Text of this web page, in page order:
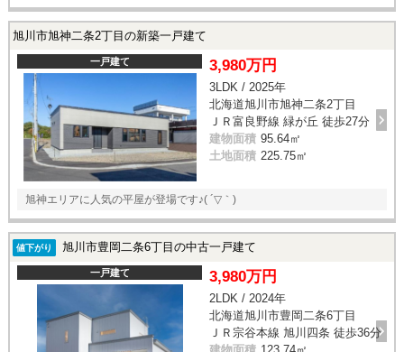
旭川市旭神二条2丁目の新築一戸建て
一戸建て 3,980万円
3LDK / 2025年
北海道旭川市旭神二条2丁目
ＪＲ富良野線 緑が丘 徒歩27分
建物面積 95.64㎡
土地面積 225.75㎡
旭神エリアに人気の平屋が登場です♪( ´▽｀)
値下がり 旭川市豊岡二条6丁目の中古一戸建て
一戸建て 3,980万円
2LDK / 2024年
北海道旭川市豊岡二条6丁目
ＪＲ宗谷本線 旭川四条 徒歩36分